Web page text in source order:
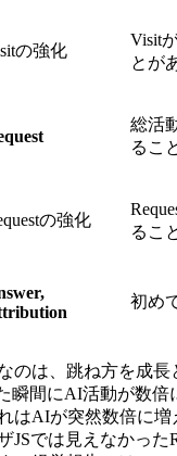
の強化
Visit
とが
総活
るこ
の強化
るこ
初め
のは、跳ね方を成長
瞬間にAI活動が数倍
はAIが突然数倍に増
JSでは見えなかった